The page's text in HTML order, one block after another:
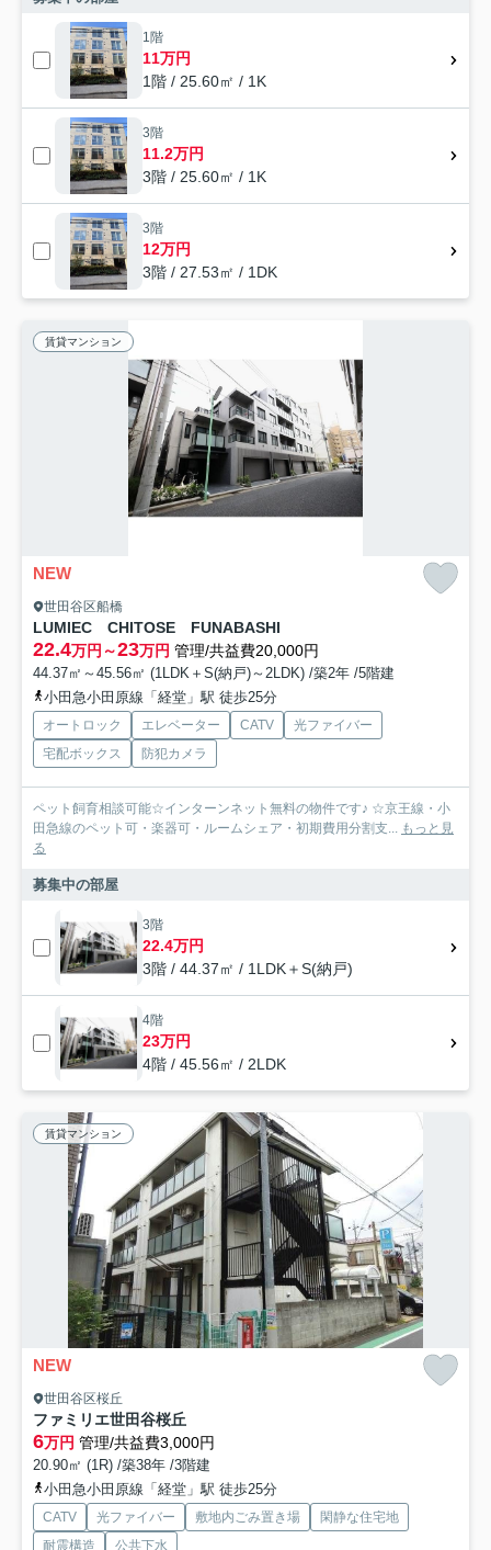
1階
11万円
1階 / 25.60㎡ / 1K
3階
11.2万円
3階 / 25.60㎡ / 1K
3階
12万円
3階 / 27.53㎡ / 1DK
賃貸マンション
NEW
世田谷区船橋
LUMIEC CHITOSE FUNABASHI
22.4万円～23万円 管理/共益費20,000円
44.37㎡～45.56㎡ (1LDK＋S(納戸)～2LDK) /築2年 /5階建
小田急小田原線「経堂」駅 徒歩25分
オートロック エレベーター CATV
光ファイバー
宅配ボックス
防犯カメラ
ペット飼育相談可能☆インターンネット無料の物件です♪ ☆京王線・小
田急線のペット可・楽器可・ルームシェア・初期費用分割支... もっと見
る
募集中の部屋
3階
22.4万円
3階 / 44.37㎡ / 1LDK＋S(納戸)
4階
23万円
4階 / 45.56㎡ / 2LDK
賃貸マンション
NEW
世田谷区桜丘
ファミリエ世田谷桜丘
6万円 管理/共益費3,000円
20.90㎡ (1R) /築38年 /3階建
小田急小田原線「経堂」駅 徒歩25分
CATV 光ファイバー 敷地内ごみ置き場
閑静な住宅地
耐震構造
公共下水